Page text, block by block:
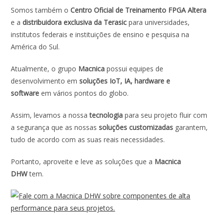
Somos também oCentro Oficial de Treinamento FPGA Altera
e adistribuidora exclusiva da Terasic para universidades,
institutos federais e instituições de ensino e pesquisa na
América do Sul.
Atualmente, o grupo Macnica possui equipes de
desenvolvimento emsoluções IoT, IA, hardware e
software em vários pontos do globo.
Assim, levamos a nossatecnologiapara seu projeto fluir com
a segurança que as nossassoluções customizadas garantem,
tudo de acordo com as suas reais necessidades.
Portanto, aproveite e leve as soluções que a Macnica
DHWtem.